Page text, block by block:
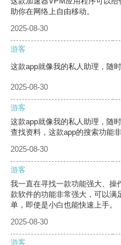
助你在网络上自由移动。
2025-08-30
游客
这款app就像我的私人助理，随
2025-08-30
游客
这款app就像我的私人助理，随
查找资料，这款app的搜索功能
2025-08-30
游客
我一直在寻找一款功能强大、操
款软件的功能非常强大，可以满
单，即使是小白也能快速上手。
2025-08-30
游客